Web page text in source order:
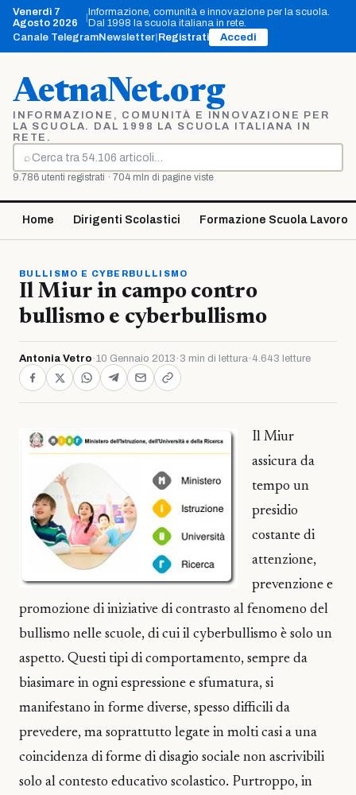
Vai
contenuto
Venerdì 7
Agosto 2026
Informazione, comunità e innovazione per la scuola.
Dal 1998 la scuola italiana in rete.
Canale TelegramNewsletter Registrati Accedi
AetnaNet.org
INFORMAZIONE, COMUNITÀ E INNOVAZIONE PER
LA SCUOLA. DAL 1998 LA SCUOLA ITALIANA IN
RETE.
⌕
Cerca
9.786 utenti registrati · 704 mln di pagine viste
Home Dirigenti Scolastici Formazione Scuola Lavoro
BULLISMO E CYBERBULLISMO
Il Miur in campo contro
bullismo e cyberbullismo
Antonia Vetro ·10 Gennaio 2013 · 3 min di lettura· 4.643 letture
Il Miur
assicura da
tempo un
presidio
costante di
attenzione,
prevenzione e
promozione di iniziative di contrasto al fenomeno del
bullismo nelle scuole, di cui il cyberbullismo è solo un
aspetto. Questi tipi di comportamento, sempre da
biasimare in ogni espressione e sfumatura, si
manifestano in forme diverse, spesso difficili da
prevedere, ma soprattutto legate in molti casi a una
coincidenza di forme di disagio sociale non ascrivibili
solo al contesto educativo scolastico. Purtroppo, in